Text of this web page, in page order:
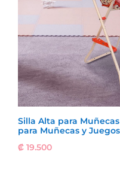
Silla Alta para
para Muñecas y
₡ 19.500